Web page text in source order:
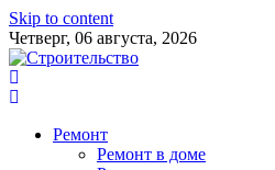
Skip to content
Четверг, 06 августа, 2026
Ремонт
Ремонт в доме